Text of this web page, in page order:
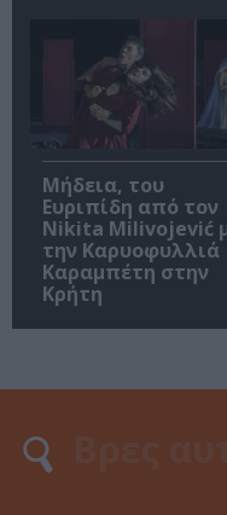
Μήδεια, του
Ευριπίδη από τον
Nikita Milivojević
την Καρυοφυλλιά
Καραμπέτη στην
Κρήτη